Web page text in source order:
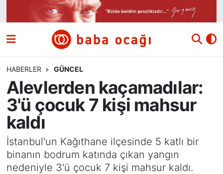
HABERLER GÜNCEL
Alevlerden kaçamadılar:
3'ü çocuk 7 kişi mahsur
kaldı
İstanbul'un Kağıthane ilçesinde 5 katlı bir
binanın bodrum katında çıkan yangın
nedeniyle 3'ü çocuk 7 kişi mahsur kaldı.
Siyaset
Ekonomi
Dünya
Kültür ve Sanat
Eğitim
Nöbetçi Eczaneler
Hava Durumu
Namaz Vakitleri
Trafik Durumu
Süper Lig Puan Durumu ve Fikstür
Tüm Manşetler